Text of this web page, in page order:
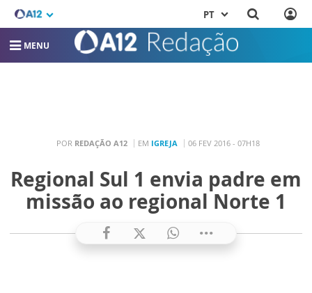
PT
MENU
POR REDAÇÃO A12 EM IGREJA 06 FEV 2016 - 07H18
Regional Sul 1 envia padre em
missão ao regional Norte 1